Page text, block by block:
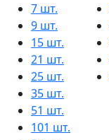
7 шт.
9 шт.
15 шт.
21 шт.
25 шт.
35 шт.
51 шт.
101 шт.